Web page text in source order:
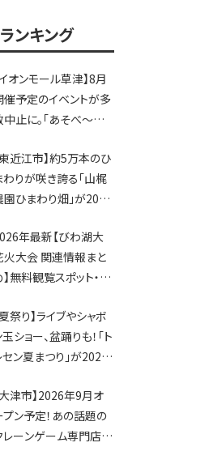
ンキング
イオンモール草津】8月
催予定のイベントが多
中止に。「あそべ〜る
ョーなど
東近江市】約5万本のひ
わりが咲き誇る「山梶
園ひまわり畑」が2026
ットやキッチンカーも
場！何度も入園できる
リーパスも販売★
年最新【びわ湖大
火大会 関連情報まと
】無料観覧スポット・同
プ・交通規制に近隣施
の駐車場情報なども
チェック★
夏祭り】ライブやシャボ
ショー、盆踊りも！「ト
セン夏まつり」が2026
大津市】2026年9月オ
プン予定！あの話題の
レーンゲーム専門店